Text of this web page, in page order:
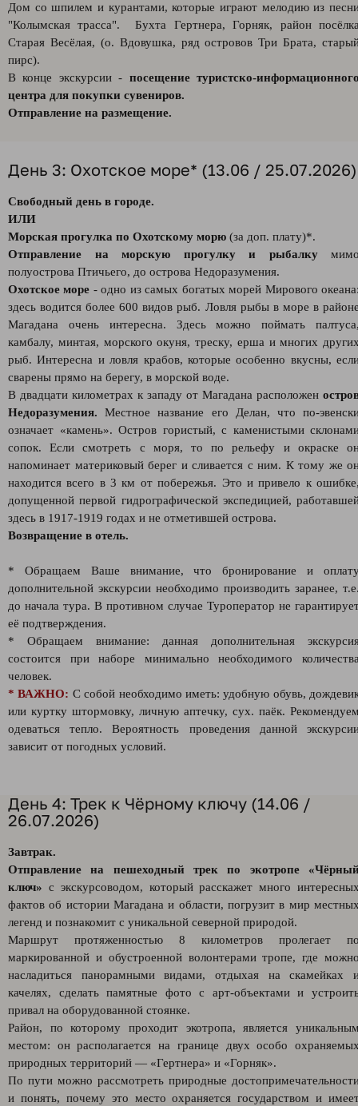
Дом со шпилем и курантами, которые играют мелодию из
"Колымская трасса". Бухта Гертнера, Горняк, район
Старая Весёлая, (о. Вдовушка, ряд островов Три Брата,
пирс).
В конце экскурсии - посещение туристско-
центра для покупки сувениров.
Отправление на размещение.
День 3: Охотское море* (13.06 / 25.07.2026)
Свободный день в городе.
ИЛИ
Морская прогулка по Охотскому морю (за доп. плату)*.
Отправление на морскую прогулку и рыбалку
полуострова Птичьего, до острова Недоразумения.
Охотское море - одно из самых богатых морей Мирового
здесь водится более 600 видов рыб. Ловля рыбы в море в
Магадана очень интересна. Здесь можно поймать
камбалу, минтая, морского окуня, треску, ерша и многих
рыб. Интересна и ловля крабов, которые особенно вкусны,
сварены прямо на берегу, в морской воде.
В двадцати километрах к западу от Магадана расположен
Недоразумения. Местное название его Делан, что по-
означает «камень». Остров гористый, с каменистыми
сопок. Если смотреть с моря, то по рельефу и окраске
напоминает материковый берег и сливается с ним. К тому же
находится всего в 3 км от побережья. Это и привело к
допущенной первой гидрографической экспедицией,
здесь в 1917-1919 годах и не отметившей острова.
Возвращение в отель.
* Обращаем Ваше внимание, что бронирование и
дополнительной экскурсии необходимо производить заранее,
до начала тура. В противном случае Туроператор не
её подтверждения.
* Обращаем внимание: данная дополнительная
состоится при наборе минимально необходимого
человек.
* ВАЖНО: С собой необходимо иметь: удобную обувь,
или куртку штормовку, личную аптечку, сух. паёк.
одеваться тепло. Вероятность проведения данной
зависит от погодных условий.
День 4: Трек к Чёрному ключу (14.06 /
26.07.2026)
Завтрак.
Отправление на пешеходный трек по экотропе
ключ» с экскурсоводом, который расскажет много
фактов об истории Магадана и области, погрузит в мир
легенд и познакомит с уникальной северной природой.
Маршрут протяженностью 8 километров пролегает
маркированной и обустроенной волонтерами тропе, где
насладиться панорамными видами, отдыхая на скамейках
качелях, сделать памятные фото с арт-объектами и
привал на оборудованной стоянке.
Район, по которому проходит экотропа, является
местом: он располагается на границе двух особо
природных территорий — «Гертнера» и «Горняк».
По пути можно рассмотреть природные
и понять, почему это место охраняется государством и